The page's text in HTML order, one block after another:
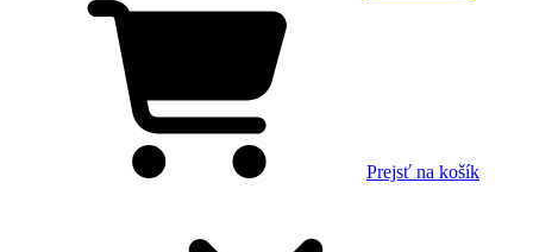
Prejsť na košík